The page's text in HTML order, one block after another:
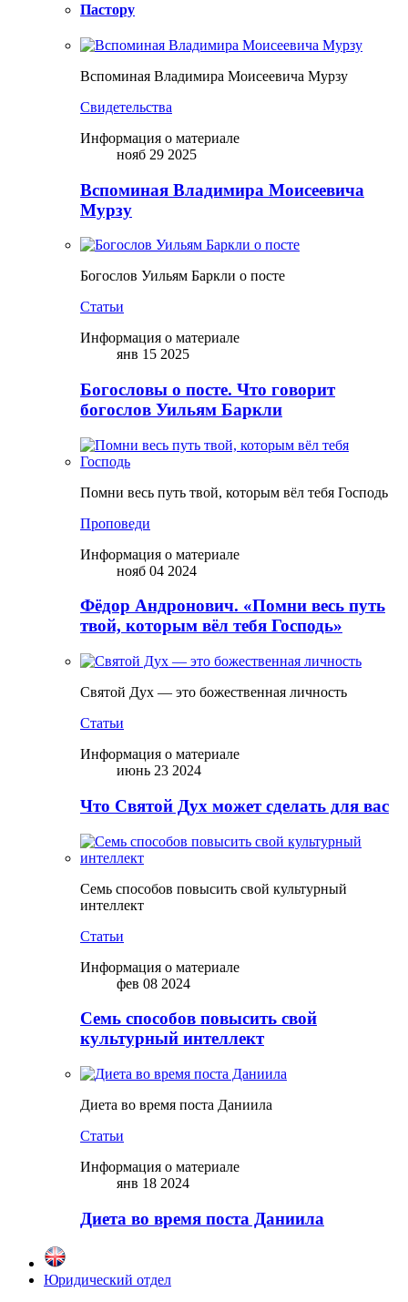
Пастору
Вспоминая Владимира Моисеевича Мурзу
Свидетельства
Информация о материале
нояб 29 2025
Вспоминая Владимира Моисеевича
Мурзу
Богослов Уильям Баркли о посте
Статьи
Информация о материале
янв 15 2025
Богословы о посте. Что говорит
богослов Уильям Баркли
Помни весь путь твой, которым вёл тебя Господь
Проповеди
Информация о материале
нояб 04 2024
Фёдор Андронович. «Помни весь путь
твой, которым вёл тебя Господь»
Святой Дух — это божественная личность
Статьи
Информация о материале
июнь 23 2024
Что Святой Дух может сделать для вас
Семь способов повысить свой культурный
интеллект
Статьи
Информация о материале
фев 08 2024
Семь способов повысить свой
культурный интеллект
Диета во время поста Даниила
Статьи
Информация о материале
янв 18 2024
Диета во время поста Даниила
Юридический отдел